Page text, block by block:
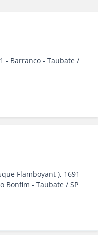
- Barranco - Taubate /
Flamboyant ), 1691
Bonfim - Taubate / SP